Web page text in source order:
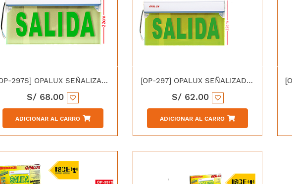
[OP-297S] OPALUX SEÑALIZADOR DE EMERGENCIA ACRILICO SALIDA 5LED 220V
S/ 68.00
ADICIONAR AL CARRO
[OP-297] OPALUX SEÑALIZADOR DE EMERGENCIA ACRILICO TRANSPARENTE
S/ 62.00
ADICIONAR AL CARRO